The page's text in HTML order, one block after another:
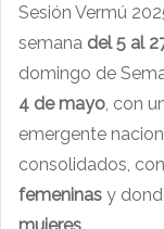
Sesión Vermú
semana del 5 al
domingo de
4 de mayo , con
emergente
consolidados,
femeninas y
mujeres.